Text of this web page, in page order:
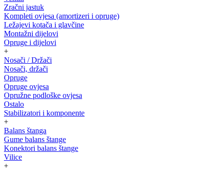
Zračni jastuk
Kompleti ovjesa (amortizeri i opruge)
Ležajevi kotača i glavčine
Montažni dijelovi
Opruge i dijelovi
+
Nosači / Držači
Nosači, držači
Opruge
Opruge ovjesa
Opružne podloške ovjesa
Ostalo
Stabilizatori i komponente
+
Balans štanga
Gume balans štange
Konektori balans štange
Vilice
+